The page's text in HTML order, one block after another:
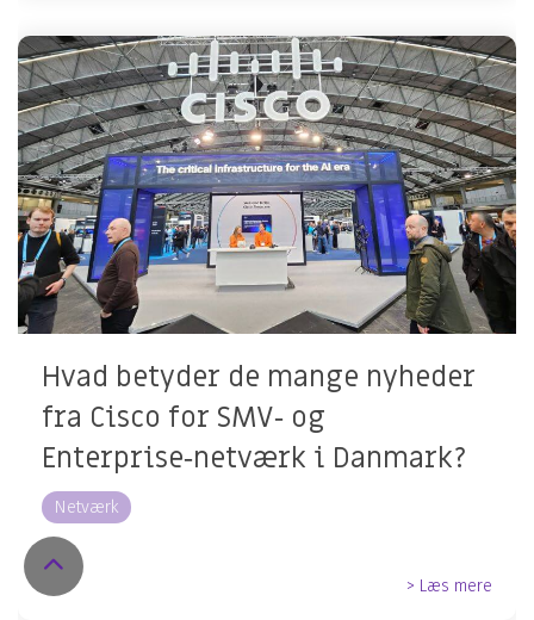
Hvad betyder de mange nyheder
fra Cisco for SMV‑ og
Enterprise‑netværk i Danmark?
Netværk
> Læs mere
Return
to